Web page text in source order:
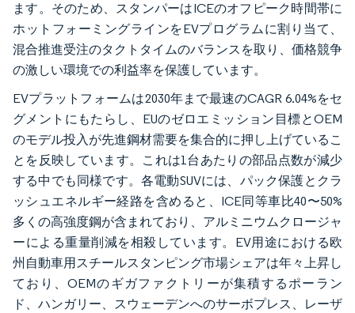
ます。そのため、スタンパーはICEのオフピーク時間帯に
ホットフォーミングラインをEVプログラムに割り当て、
混合推進受注のタクトタイムのバランスを取り、価格競争
の激しい環境での利益率を保護しています。
EVプラットフォームは2030年まで最速のCAGR 6.04%をセ
グメントにもたらし、EUのゼロエミッション目標とOEM
のモデル投入が先進鋼材需要を集合的に押し上げているこ
とを反映しています。これは1台あたりの部品点数が減少
する中でも同様です。各電動SUVには、パック保護とクラ
ッシュエネルギー経路を含めると、ICE同等車比40〜50%
多くの高強度鋼が含まれており、アルミニウムクロージャ
ーによる重量削減を相殺しています。EV用途における欧
州自動車用スチールスタンピング市場シェアは年々上昇し
ており、OEMのギガファクトリーが集積するポーラン
ド、ハンガリー、スウェーデンへのサーボプレス、レーザ